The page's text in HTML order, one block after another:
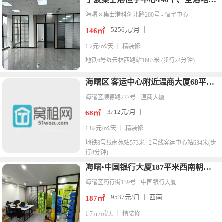
海曙区集士港科创北路200号 - 恒宇中心
146㎡｜5256元/月 ｜
1.2元/㎡/天 ｜ 精装修
地铁6号线云林西路站1683米 (步行24分钟)
海曙区 客运中心附近温商大厦68平米精装修办公室出租
海曙区顺德路277号 - 温商大厦
68㎡｜3712元/月 ｜
1.82元/㎡/天 ｜ 精装修
地铁8号线南苑站573米 | 2号线客运中心站634米(步
行8分钟)
海曙•中国银行大厦187平米西南朝向办公室出租
海曙区药行街139号 - 中国银行大厦
187㎡｜9537元/月 ｜ 西南
1.7元/㎡/天 ｜ 精装修